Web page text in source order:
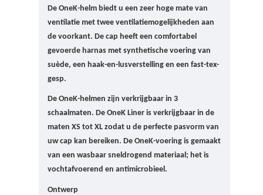
De OneK-helm biedt u een zeer hoge mate van
ventilatie met twee ventilatiemogelijkheden aan
de voorkant. De cap heeft een comfortabel
gevoerde harnas met synthetische voering van
suède, een haak-en-lusverstelling en een fast-tex-
gesp.
De OneK-helmen zijn verkrijgbaar in 3
schaalmaten. De OneK Liner is verkrijgbaar in de
maten XS tot XL zodat u de perfecte pasvorm van
uw cap kan bereiken. De OneK-voering is gemaakt
van een wasbaar sneldrogend materiaal; het is
vochtafvoerend en antimicrobieel.
Ontwerp